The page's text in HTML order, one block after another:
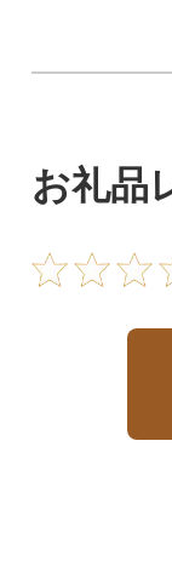
お礼品